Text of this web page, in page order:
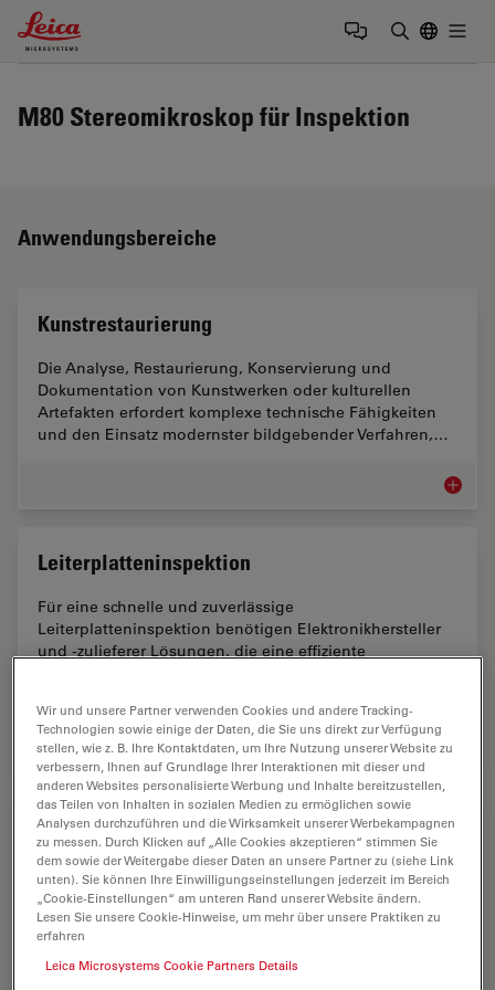
Leica Microsystems Logo
M80 Stereomikroskop für Inspektion
Anwendungsbereiche
Kunstrestaurierung
Die Analyse, Restaurierung, Konservierung und
Dokumentation von Kunstwerken oder kulturellen
Artefakten erfordert komplexe technische Fähigkeiten
und den Einsatz modernster bildgebender Verfahren,…
Leiterplatteninspektion
Für eine schnelle und zuverlässige
Leiterplatteninspektion benötigen Elektronikhersteller
und -zulieferer Lösungen, die eine effiziente
Inspektionsmikroskope
Leica Microsystems bietet eine Vielzahl von
Inspektionsmikroskopen für industrielle Anwendungen.
Unsere Experten helfen Ihnen, die optimale Lösung zu
finden.
Wir und unsere Partner verwenden Cookies und andere Tracking-
Technologien sowie einige der Daten, die Sie uns direkt zur Verfügung
stellen, wie z. B. Ihre Kontaktdaten, um Ihre Nutzung unserer Website zu
verbessern, Ihnen auf Grundlage Ihrer Interaktionen mit dieser und
anderen Websites personalisierte Werbung und Inhalte bereitzustellen,
das Teilen von Inhalten in sozialen Medien zu ermöglichen sowie
Analysen durchzuführen und die Wirksamkeit unserer Werbekampagnen
zu messen. Durch Klicken auf „Alle Cookies akzeptieren“ stimmen Sie
dem sowie der Weitergabe dieser Daten an unsere Partner zu (siehe Link
unten). Sie können Ihre Einwilligungseinstellungen jederzeit im Bereich
„Cookie-Einstellungen“ am unteren Rand unserer Website ändern.
Lesen Sie unsere Cookie-Hinweise, um mehr über unsere Praktiken zu
erfahren
Leica Microsystems Cookie Partners Details